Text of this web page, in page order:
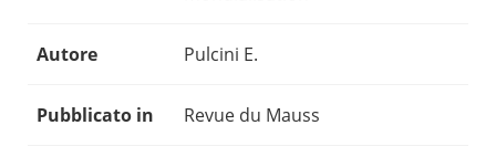
Autore Pulcini E.
Pubblicato in Revue du Mauss